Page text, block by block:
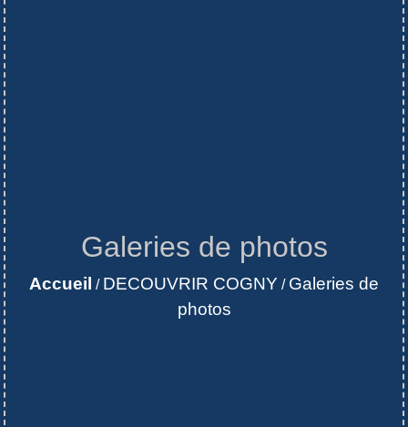
Galeries de photos
Accueil / DECOUVRIR COGNY / Galeries de
photos